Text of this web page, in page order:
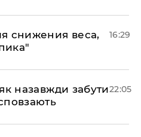
снижения веса,
16:29
назавжди забути22:05